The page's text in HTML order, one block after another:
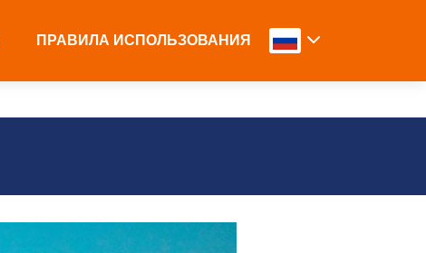
ПРАВИЛА ИСПОЛЬЗОВАНИЯ